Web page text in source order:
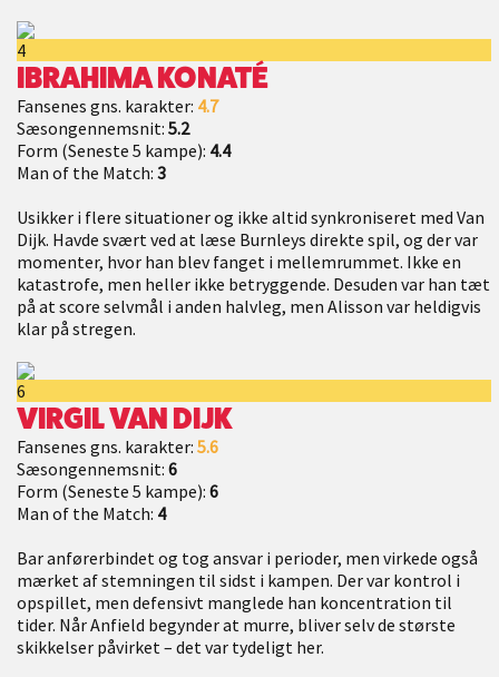
4
IBRAHIMA KONATÉ
Fansenes gns. karakter: 4.7
Sæsongennemsnit: 5.2
Form (Seneste 5 kampe): 4.4
Man of the Match: 3
Usikker i flere situationer og ikke altid synkroniseret med Van
Dijk. Havde svært ved at læse Burnleys direkte spil, og der var
momenter, hvor han blev fanget i mellemrummet. Ikke en
katastrofe, men heller ikke betryggende. Desuden var han tæt
på at score selvmål i anden halvleg, men Alisson var heldigvis
klar på stregen.
6
VIRGIL VAN DIJK
Fansenes gns. karakter: 5.6
Sæsongennemsnit: 6
Form (Seneste 5 kampe): 6
Man of the Match: 4
Bar anførerbindet og tog ansvar i perioder, men virkede også
mærket af stemningen til sidst i kampen. Der var kontrol i
opspillet, men defensivt manglede han koncentration til
tider. Når Anfield begynder at murre, bliver selv de største
skikkelser påvirket – det var tydeligt her.